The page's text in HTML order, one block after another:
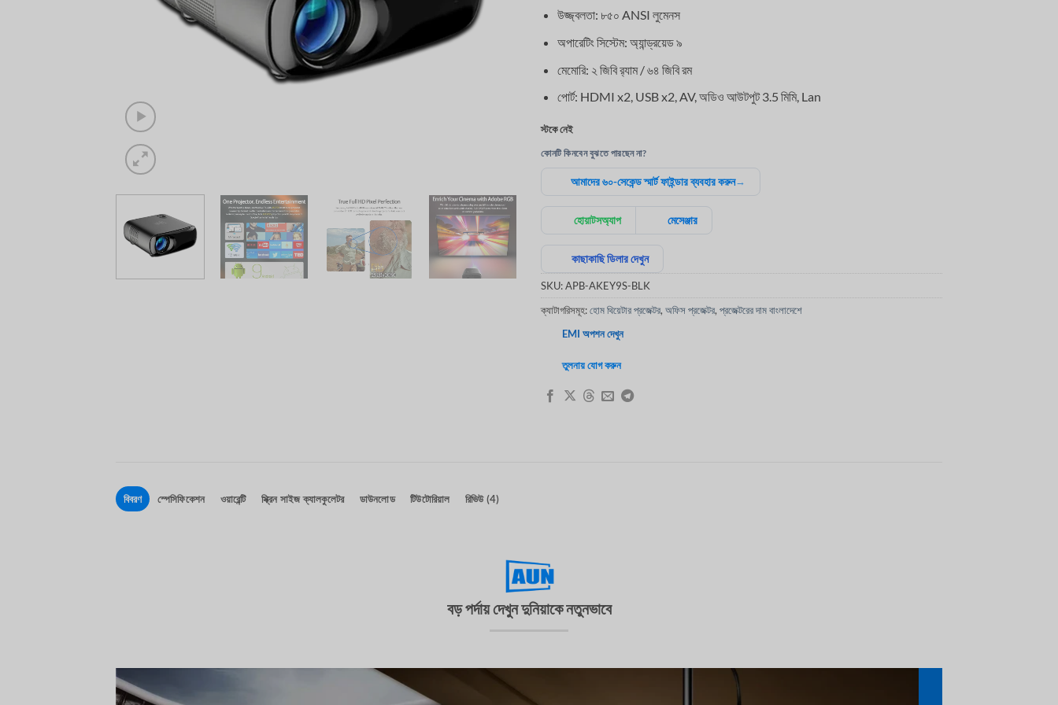
উজ্জ্বলতা: ৮৫০ ANSI লুমেনস
অপারেটিং সিস্টেম: অ্যান্ড্রয়েড ৯
মেমোরি: ২ জিবি র‍্যাম / ৬৪ জিবি রম
পোর্ট: HDMI x2, USB x2, AV, অডিও আউটপুট 3.5 মিমি, Lan
স্টকে নেই
কোনটি কিনবেন বুঝতে পারছেন না?
আমাদের ৬০-সেকেন্ড স্মার্ট ফাইন্ডার ব্যবহার করুন→
হোয়াটসঅ্যাপ মেসেঞ্জার
কাছাকাছি ডিলার দেখুন
SKU:APB-AKEY9S-BLK
ক্যাটাগরিসমূহ:হোম থিয়েটার প্রজেক্টর, অফিস প্রজেক্টর, প্রজেক্টরের দাম বাংলাদেশে
EMI অপশন দেখুন
তুলনায় যোগ করুন
বিবরণ স্পেসিফিকেশন ওয়ারেন্টি স্ক্রিন সাইজ ক্যালকুলেটর ডাউনলোড টিউটোরিয়াল রিভিউ (4)
বড় পর্দায় দেখুন দুনিয়াকে নতুনভাবে